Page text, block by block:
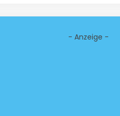
- Anzeige -